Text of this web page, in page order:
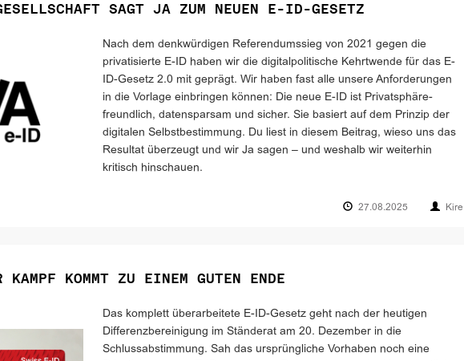
SAGT JA ZUM NEUEN E-ID-GESETZ
Nach dem denkwürdigen Referendumssieg von 2021 gegen die
privatisierte E-ID haben wir die digitalpolitische Kehrtwende für das E-
ID-Gesetz 2.0 mit geprägt. Wir haben fast alle unsere Anforderungen
in die Vorlage einbringen können: Die neue E-ID ist Privatsphäre-
freundlich, datensparsam und sicher. Sie basiert auf dem Prinzip der
digitalen Selbstbestimmung. Du liest in diesem Beitrag, wieso uns das
Resultat überzeugt und wir Ja sagen – und weshalb wir weiterhin
kritisch hinschauen.
27.08.2025 Kire
KAMPF KOMMT ZU EINEM GUTEN ENDE
Das komplett überarbeitete E-ID-Gesetz geht nach der heutigen
Differenzbereinigung im Ständerat am 20. Dezember in die
Schlussabstimmung. Sah das ursprüngliche Vorhaben noch eine